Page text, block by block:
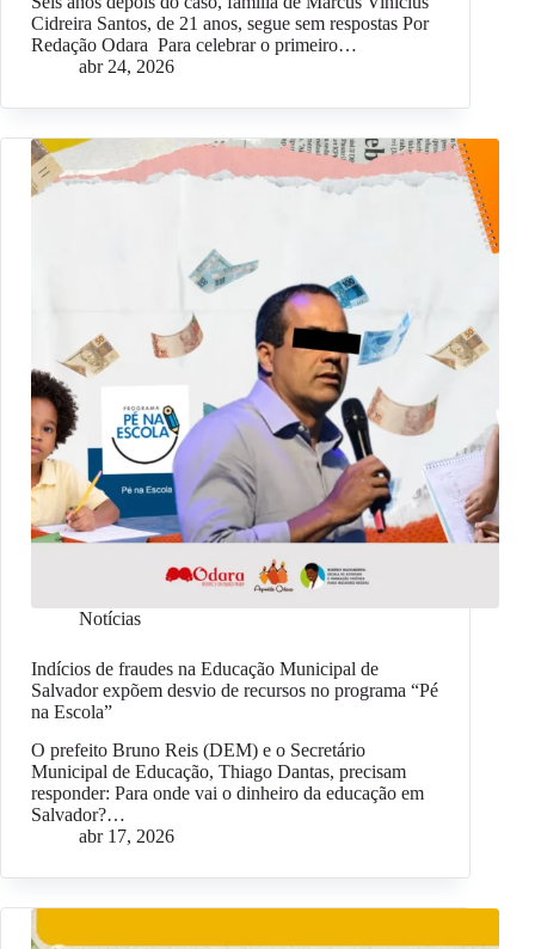
Cidreira Santos, de 21 anos, segue sem respostas Por
Redação Odara Para celebrar o primeiro…
abr 24, 2026
Notícias
Indícios de fraudes na Educação Municipal de
Salvador expõem desvio de recursos no programa “Pé
na Escola”
O prefeito Bruno Reis (DEM) e o Secretário
Municipal de Educação, Thiago Dantas, precisam
responder: Para onde vai o dinheiro da educação em
Salvador?…
abr 17, 2026